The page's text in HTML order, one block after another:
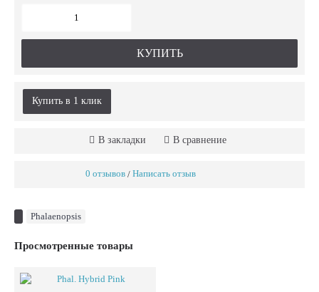
КУПИТЬ
Купить в 1 клик
В закладки В сравнение
0 отзывов / Написать отзыв
Phalaenopsis
Просмотренные товары